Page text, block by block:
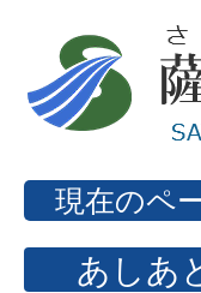
現在のペ
あしあ